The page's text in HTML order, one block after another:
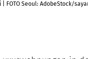
FOTO Seoul: AdobeStock/